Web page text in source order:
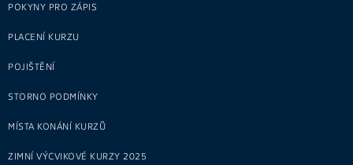
POKYNY PRO ZÁPIS
PLACENÍ KURZU
POJIŠTĚNÍ
STORNO PODMÍNKY
MÍSTA KONÁNÍ KURZŮ
ZIMNÍ VÝCVIKOVÉ KURZY 2025